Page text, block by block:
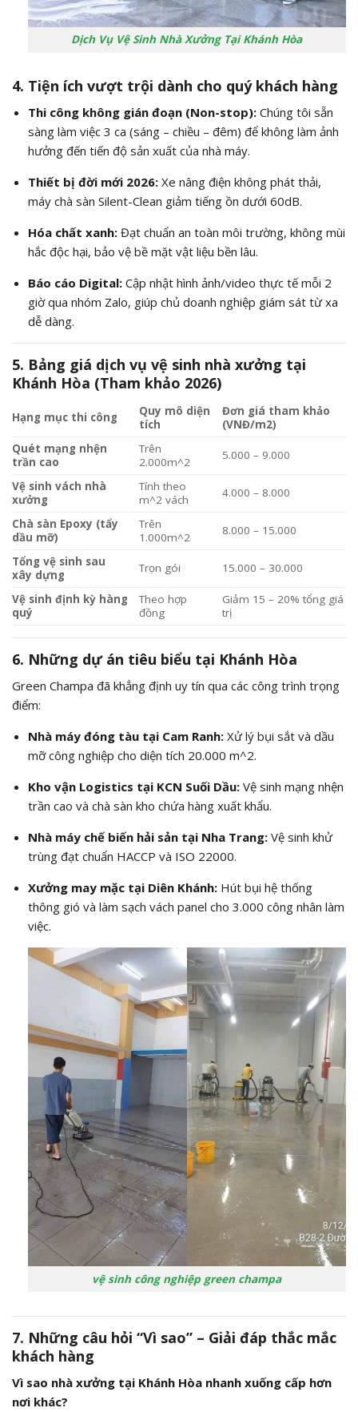
Dịch Vụ Vệ Sinh Nhà Xưởng Tại Khánh Hòa
4. Tiện ích vượt trội dành cho quý khách hàng
Thi công không gián đoạn (Non-stop):Chúng tôi sẵn
sàng làm việc 3 ca (sáng – chiều – đêm) để không làm ảnh
hưởng đến tiến độ sản xuất của nhà máy.
Thiết bị đời mới 2026:Xe nâng điện không phát thải,
máy chà sàn Silent-Clean giảm tiếng ồn dưới 60dB.
Hóa chất xanh:Đạt chuẩn an toàn môi trường, không mùi
hắc độc hại, bảo vệ bề mặt vật liệu bền lâu.
Báo cáo Digital:Cập nhật hình ảnh/video thực tế mỗi 2
giờ qua nhóm Zalo, giúp chủ doanh nghiệp giám sát từ xa
dễ dàng.
5. Bảng giá dịch vụ vệ sinh nhà xưởng tại
Khánh Hòa (Tham khảo 2026)
Hạng mục thi công
Quy mô diện
tích
Đơn giá tham khảo
(VNĐ/m2)
Quét mạng nhện
trần cao
Trên
2.000m^2
5.000 – 9.000
Vệ sinh vách nhà
xưởng
Tính theo
m^2vách 4.000 – 8.000
Chà sàn Epoxy (tẩy
dầu mỡ)
Trên
1.000m^2
8.000 – 15.000
Tổng vệ sinh sau
xây dựng
Trọn gói 15.000 – 30.000
Vệ sinh định kỳ hàng
quý
Theo hợp
đồng
Giảm 15 – 20% tổng giá
trị
6. Những dự án tiêu biểu tại Khánh Hòa
Green Champa đã khẳng định uy tín qua các công trình trọng
điểm:
Nhà máy đóng tàu tại Cam Ranh:Xử lý bụi sắt và dầu
mỡ công nghiệp cho diện tích 20.000 m^2.
Kho vận Logistics tại KCN Suối Dầu:Vệ sinh mạng nhện
trần cao và chà sàn kho chứa hàng xuất khẩu.
Nhà máy chế biến hải sản tại Nha Trang:Vệ sinh khử
trùng đạt chuẩn HACCP và ISO 22000.
Xưởng may mặc tại Diên Khánh:Hút bụi hệ thống
thông gió và làm sạch vách panel cho 3.000 công nhân làm
việc.
vệ sinh công nghiệp green champa
7. Những câu hỏi “Vì sao” – Giải đáp thắc mắc
khách hàng
Vì sao nhà xưởng tại Khánh Hòa nhanh xuống cấp hơn
nơi khác?